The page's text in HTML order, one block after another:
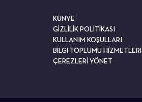
KÜNYE
GİZLİLİK POLİTİKASI
KULLANIM KOŞULLARI
BİLGİ TOPLUMU HİZMETLERİ
ÇEREZLERİ YÖNET